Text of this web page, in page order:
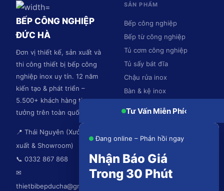
BẾP CÔNG NGHIỆP
ĐỨC HÀ
Đơn vị thiết kế, sản xuất và
thi công thiết bị bếp công
nghiệp inox uy tín. 12 năm
kiến tạo & phát triển –
5.500+ khách hàng tin
tưởng trên toàn quốc.
📍 Thái Nguyên (Xưởng sản
xuất & Showroom)
📞 0332 867 868
✉
thietbibepducha@gmail.com
SẢN PHẨM
Bếp công nghiệp
Bếp từ công nghiệp
Tủ cơm công nghiệp
Tủ sấy bát đĩa
Chậu rửa inox
Bàn & kệ inox
Tư Vấn Miễn Phí‹
Đang online – Phản hồi ngay
Nhận Báo Giá
Trong 30 Phút